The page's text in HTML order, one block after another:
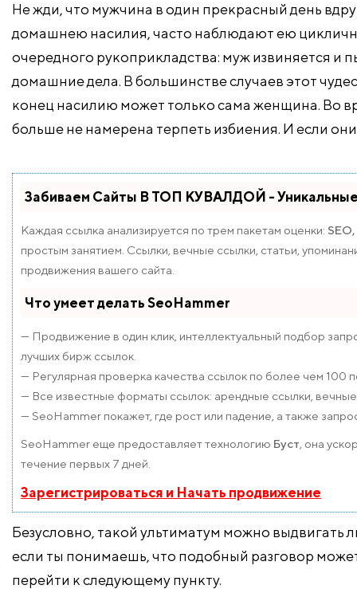
Не жди, что мужчина в один прекрасный день
домашнею насилия, часто наблюдают ею
очередного рукоприкладства: муж извиняется и
домашние дела. В большинстве случаев этот
конец насилию может только сама женщина. Во
больше не намерена терпеть избиения. И если
Забиваем Сайты В ТОП КУВАЛДОЙ - Уникальные
Каждая ссылка анализируется по трем пакетам оценки:
простым занятием. Ссылки, вечные ссылки, статьи,
продвижения вашего сайта.
Что умеет делать SeoHammer
— Продвижение в один клик, интеллектуальный подбор
лучших бирж ссылок.
— Регулярная проверка качества ссылок по более чем 100
— Все известные форматы ссылок: арендные ссылки,
— SeoHammer покажет, где рост или падение, а также
SeoHammer еще предоставляет технологию Буст , она
течение первых 7 дней.
Зарегистрироваться и Начать продвижение
Безусловно, такой ультиматум можно выдвигать
если ты понимаешь, что подобный разговор
перейти к следующему пункту.